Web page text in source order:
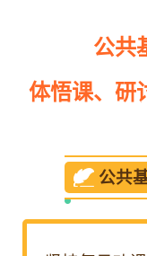
就一定要
惧，拥有
药大学 刘
只有启迪
自立立人
体悟他人
肃中医药